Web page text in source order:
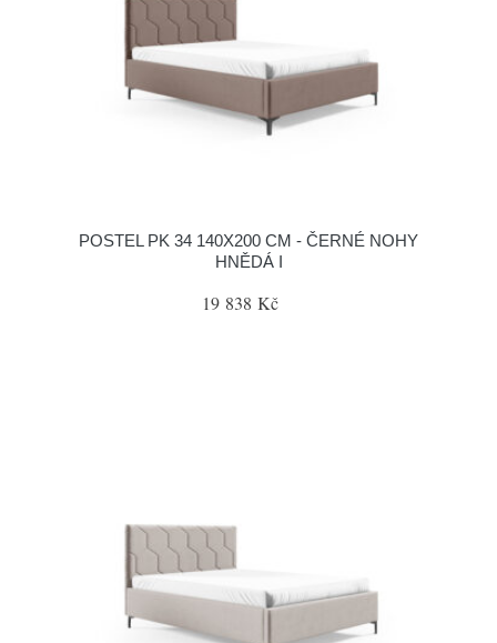
POSTEL PK 34 140X200 CM - ČERNÉ NOHY
HNĚDÁ I
19 838 Kč